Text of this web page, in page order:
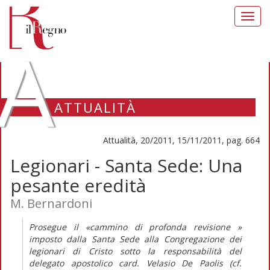
ATTUALITÀ
Attualità, 20/2011, 15/11/2011, pag. 664
Legionari - Santa Sede: Una
pesante eredità
M. Bernardoni
Prosegue il «cammino di profonda revisione »
imposto dalla Santa Sede alla Congregazione dei
legionari di Cristo sotto la responsabilità del
delegato apostolico card. Velasio De Paolis (cf.